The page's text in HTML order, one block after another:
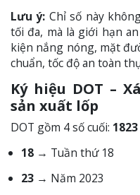
Lưu ý: Chỉ số này
tối đa, mà là giới hạn
kiện nắng nóng, mặt
chuẩn, tốc độ an toàn
Ký hiệu DOT –
sản xuất lốp
DOT gồm 4 số cuối: 1823
18 → Tuần thứ 18
23 → Năm 2023